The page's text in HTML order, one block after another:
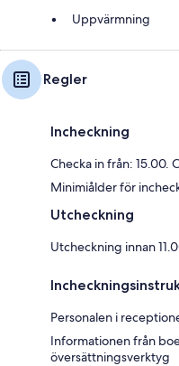
Uppvärmning
Regler
Incheckning
Checka in från: 15.00.
Minimiålder för
Utcheckning
Utcheckning innan
Personalen i
Informationen från
översättningsverktyg